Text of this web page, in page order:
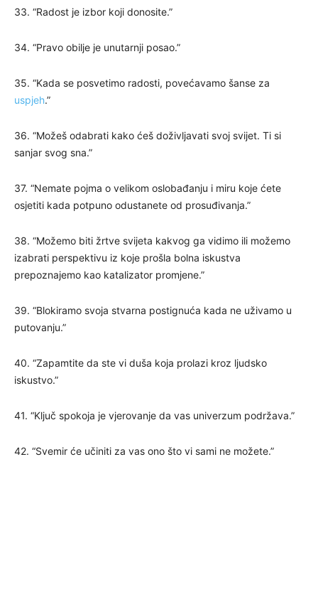
33. “Radost je izbor koji donosite.”
34. “Pravo obilje je unutarnji posao.”
35. “Kada se posvetimo radosti, povećavamo šanse za
uspjeh.”
36. “Možeš odabrati kako ćeš doživljavati svoj svijet. Ti si
sanjar svog sna.”
37. “Nemate pojma o velikom oslobađanju i miru koje ćete
osjetiti kada potpuno odustanete od prosuđivanja.”
38. “Možemo biti žrtve svijeta kakvog ga vidimo ili možemo
izabrati perspektivu iz koje prošla bolna iskustva
prepoznajemo kao katalizator promjene.”
39. “Blokiramo svoja stvarna postignuća kada ne uživamo u
putovanju.”
40. “Zapamtite da ste vi duša koja prolazi kroz ljudsko
iskustvo.”
41. “Ključ spokoja je vjerovanje da vas univerzum podržava.”
42. “Svemir će učiniti za vas ono što vi sami ne možete.”